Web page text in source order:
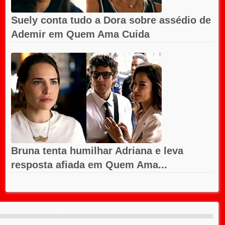
Suely conta tudo a Dora sobre assédio de
Ademir em Quem Ama Cuida
Bruna tenta humilhar Adriana e leva
resposta afiada em Quem Ama...